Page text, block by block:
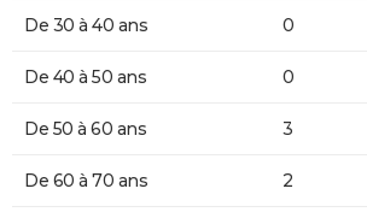
De 30 à 40 ans 0
De 40 à 50 ans 0
De 50 à 60 ans 3
De 60 à 70 ans 2